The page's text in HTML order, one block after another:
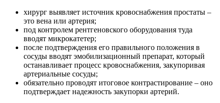
хирург выявляет источник кровоснабжения простаты –
это вена или артерия;
под контролем рентгеновского оборудования туда
вводят микрокатетер;
после подтверждения его правильного положения в
сосуды вводят эмобилизационный препарат, который
останавливает процесс кровоснабжения, закупоривая
артериальные сосуды;
обязательно проводят итоговое контрастирование – оно
подтверждает надежность закупорки артерий.